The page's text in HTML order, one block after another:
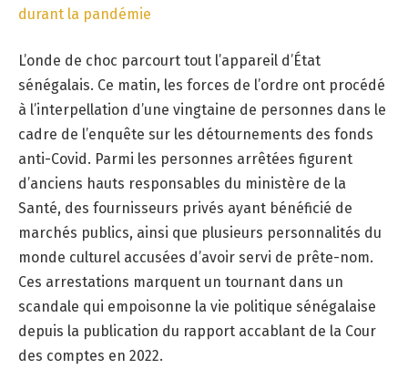
durant la pandémie
L’onde de choc parcourt tout l’appareil d’État
sénégalais. Ce matin, les forces de l’ordre ont procédé
à l’interpellation d’une vingtaine de personnes dans le
cadre de l’enquête sur les détournements des fonds
anti-Covid. Parmi les personnes arrêtées figurent
d’anciens hauts responsables du ministère de la
Santé, des fournisseurs privés ayant bénéficié de
marchés publics, ainsi que plusieurs personnalités du
monde culturel accusées d’avoir servi de prête-nom.
Ces arrestations marquent un tournant dans un
scandale qui empoisonne la vie politique sénégalaise
depuis la publication du rapport accablant de la Cour
des comptes en 2022.